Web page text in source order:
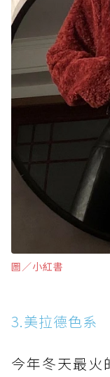
圖∕小紅書
3.美拉德色系
今年冬天最火